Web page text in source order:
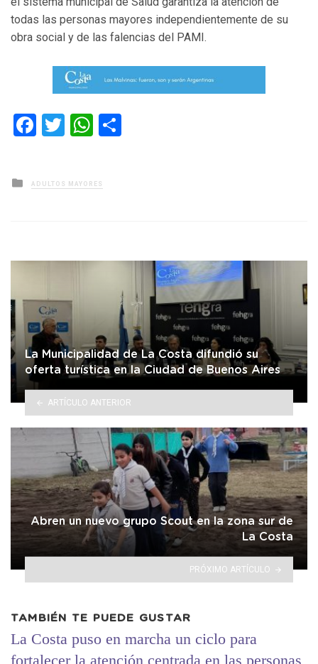
todas las personas mayores independientemente de su
obra social y de las falencias del PAMI.
Facebook
TwitterWhatsApp
Posted
in
ADULTOS MAYORES
La Municipalidad de La Costa difundió su
oferta turística en la Ciudad de Buenos Aires
ARTÍCULO ANTERIOR
Abren un nuevo grupo Scout en la zona sur de
La Costa
PRÓXIMO ARTÍCULO
TAMBIÉN TE PUEDE GUSTAR
La Costa puso en marcha un ciclo para
fortalecer la atención centrada en las personas